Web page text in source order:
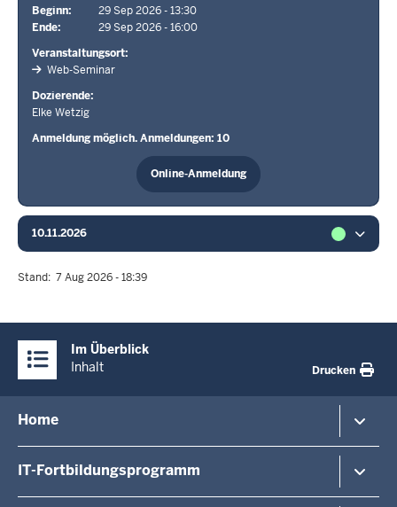
Beginn
29 Sep 2026 - 13:30
Ende
29 Sep 2026 - 16:00
Veranstaltungsort
Web-Seminar
Dozierende
Elke Wetzig
Anmeldung möglich. Anmeldungen: 10
Online-Anmeldung
10.11.2026
Stand 7 Aug 2026 - 18:39
Inhalte
Im Überblick
Inhalt
Drucken
in
der
Fußzeile
Home
Veranstaltungsorte/-formate
IT-Fortbildungsprogramm